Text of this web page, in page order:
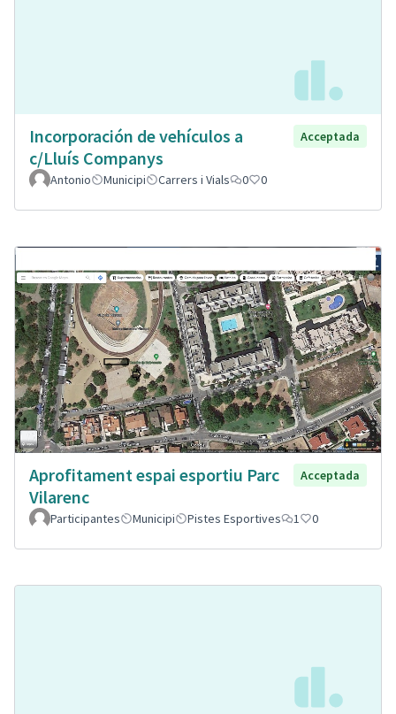
Incorporación de vehículos a
c/Lluís Companys
Acceptada
Antonio Municipi Carrers i Vials 0 0
Aprofitament espai esportiu Parc
Vilarenc
Acceptada
Participantes Municipi Pistes Esportives 1 0